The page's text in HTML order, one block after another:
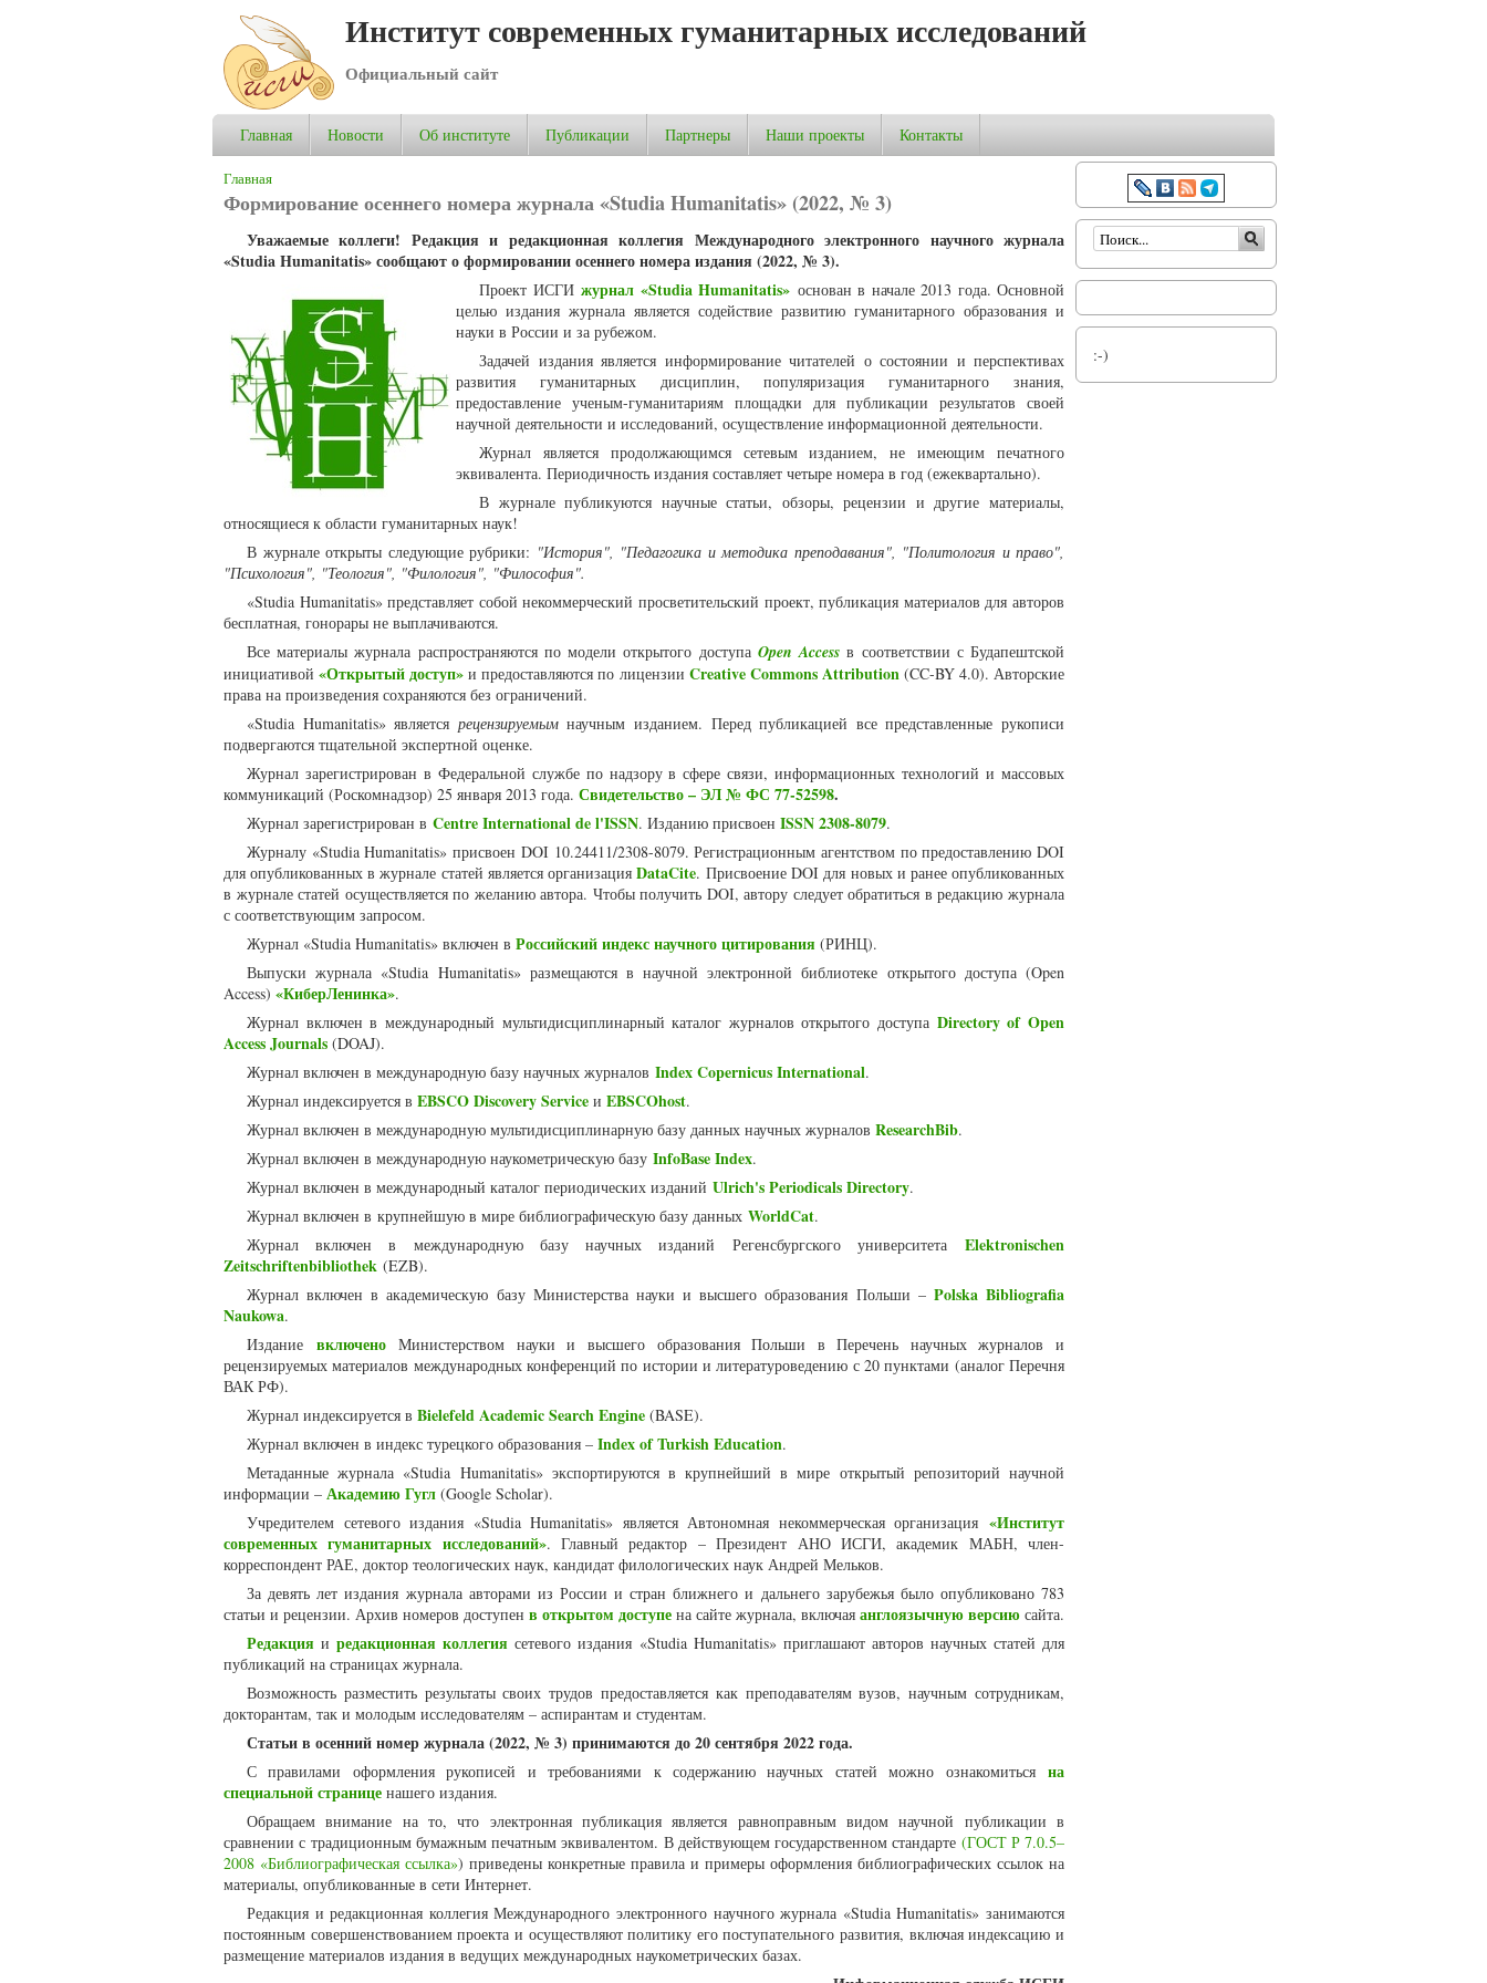
Институт современных гуманитарных исследований
Официальный сайт
Главная Новости Об институте Публикации Партнеры Наши проекты Контакты
Вы здесь
Главная
Формирование осеннего номера журнала «Studia Humanitatis» (2022, № 3)
Уважаемые коллеги! Редакция и редакционная коллегия Международного электронного научного журнала
«Studia Humanitatis» сообщают о формировании осеннего номера издания (2022, № 3).
Проект ИСГИ журнал «Studia Humanitatis» основан в начале 2013 года. Основной
целью издания журнала является содействие развитию гуманитарного образования и
науки в России и за рубежом.
Задачей издания является информирование читателей о состоянии и перспективах
развития гуманитарных дисциплин, популяризация гуманитарного знания,
предоставление ученым-гуманитариям площадки для публикации результатов своей
научной деятельности и исследований, осуществление информационной деятельности.
Журнал является продолжающимся сетевым изданием, не имеющим печатного
эквивалента. Периодичность издания составляет четыре номера в год (ежеквартально).
В журнале публикуются научные статьи, обзоры, рецензии и другие материалы,
относящиеся к области гуманитарных наук!
В журнале открыты следующие рубрики: "История", "Педагогика и методика преподавания", "Политология и право",
"Психология", "Теология", "Филология", "Философия".
«Studia Humanitatis» представляет собой некоммерческий просветительский проект, публикация материалов для авторов
бесплатная, гонорары не выплачиваются.
Все материалы журнала распространяются по модели открытого доступа Open Access в соответствии с Будапештской
инициативой«Открытый доступ» и предоставляются по лицензии Creative Commons Attribution(CC-BY 4.0). Авторские
права на произведения сохраняются без ограничений.
«Studia Humanitatis» является рецензируемымнаучным изданием. Перед публикацией все представленные рукописи
подвергаются тщательной экспертной оценке.
Журнал зарегистрирован в Федеральной службе по надзору в сфере связи, информационных технологий и массовых
коммуникаций (Роскомнадзор) 25 января 2013 года. Свидетельство – ЭЛ № ФС 77-52598.
Журнал зарегистрирован в Centre International de l'ISSN. Изданию присвоен ISSN 2308-8079.
Журналу «Studia Humanitatis» присвоен DOI 10.24411/2308-8079. Регистрационным агентством по предоставлению DOI
для опубликованных в журнале статей является организация DataCite. Присвоение DOI для новых и ранее опубликованных
в журнале статей осуществляется по желанию автора. Чтобы получить DOI, автору следует обратиться в редакцию журнала
с соответствующим запросом.
Журнал «Studia Humanitatis» включен в Российский индекс научного цитирования (РИНЦ).
Выпуски журнала «Studia Humanitatis» размещаются в научной электронной библиотеке открытого доступа (Open
Access) «КиберЛенинка».
Журнал включен в международный мультидисциплинарный каталог журналов открытого доступа Directory of Open
Access Journals (DOAJ).
Журнал включен в международную базу научных журналов Index Copernicus International.
Журнал индексируется в EBSCO Discovery Service и EBSCOhost.
Журнал включен в международную мультидисциплинарную базу данных научных журналов ResearchBib.
Журнал включен в международную наукометрическую базу InfoBase Index.
Журнал включен в международный каталог периодических изданий Ulrich's Periodicals Directory.
Журнал включен в крупнейшую в мире библиографическую базу данных WorldCat.
Журнал включен в международную базу научных изданий Регенсбургского университета Elektronischen
Zeitschriftenbibliothek (EZB).
Журнал включен в академическую базу Министерства науки и высшего образования Польши – Polska Bibliografia
Naukowa.
Издание
включеноМинистерством науки и высшего образования Польши в Перечень научных журналов и
рецензируемых материалов международных конференций по истории и литературоведению с 20 пунктами (аналог Перечня
ВАК РФ).
Журнал индексируется в Bielefeld Academic Search Engine (BASE).
Журнал включен в индекс турецкого образования – Index of Turkish Education.
Метаданные журнала «Studia Humanitatis» экспортируются в крупнейший в мире открытый репозиторий научной
информации – Академию Гугл (Google Scholar).
Учредителем сетевого издания «Studia Humanitatis» является Автономная некоммерческая организация «Институт
современных гуманитарных исследований». Главный редактор – Президент АНО ИСГИ, академик МАБН, член-
корреспондент РАЕ, доктор теологических наук, кандидат филологических наук Андрей Мельков.
За девять лет издания журнала авторами из России и стран ближнего и дальнего зарубежья было опубликовано 783
статьи и рецензии. Архив номеров доступен в открытом доступе на сайте журнала, включая англоязычную версию сайта.
Редакция иредакционная коллегия сетевого издания «Studia Humanitatis» приглашают авторов научных статей для
публикаций на страницах журнала.
Возможность разместить результаты своих трудов предоставляется как преподавателям вузов, научным сотрудникам,
докторантам, так и молодым исследователям – аспирантам и студентам.
Статьи в осенний номер журнала (2022, № 3) принимаются до 20 сентября 2022 года.
С правилами оформления рукописей и требованиями к содержанию научных статей можно ознакомиться на
специальной странице нашего издания.
Обращаем внимание на то, что электронная публикация является равноправным видом научной публикации в
сравнении с традиционным бумажным печатным эквивалентом. В действующем государственном стандарте (ГОСТ Р 7.0.5–
2008 «Библиографическая ссылка») приведены конкретные правила и примеры оформления библиографических ссылок на
материалы, опубликованные в сети Интернет.
Редакция и редакционная коллегия Международного электронного научного журнала «Studia Humanitatis» занимаются
постоянным совершенствованием проекта и осуществляют политику его поступательного развития, включая индексацию и
размещение материалов издания в ведущих международных наукометрических базах.
Форма поиска
:-)